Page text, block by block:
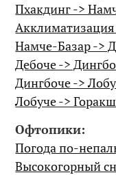
Пхакдинг ->
Намче-Базар ->
Дебоче ->
Дингбоче ->
Лобуче ->
Офтопики:
Погода по-
Высокогорный